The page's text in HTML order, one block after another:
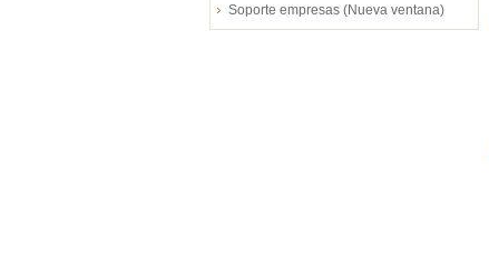
Soporte empresas (Nueva ventana)